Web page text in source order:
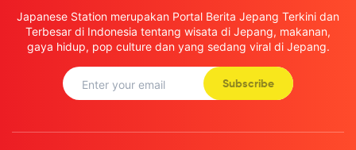
Japanese Station merupakan Portal Berita Jepang Terkini dan
Terbesar di Indonesia tentang wisata di Jepang, makanan,
gaya hidup, pop culture dan yang sedang viral di Jepang.
Subscribe